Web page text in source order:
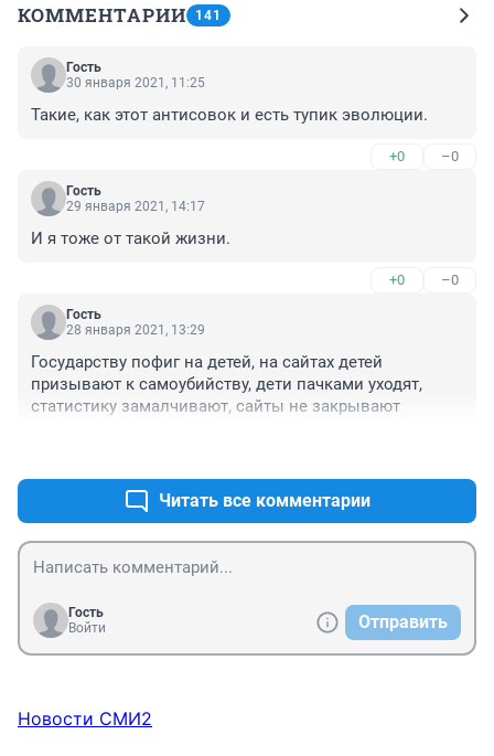
КОММЕНТАРИИ 141
Гость
30 января 2021, 11:25
Такие, как этот антисовок и есть тупик эволюции.
+0 –0
Гость
29 января 2021, 14:17
И я тоже от такой жизни.
+0 –0
Гость
28 января 2021, 13:29
Государству пофиг на детей, на сайтах детей
призывают к самоубийству, дети пачками уходят,
статистику замалчивают, сайты не закрывают
Читать все комментарии
Гость
Войти
Отправить
Новости СМИ2